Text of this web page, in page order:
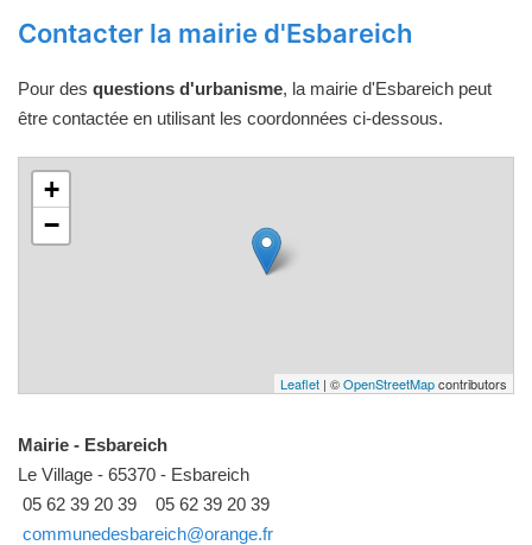
Contacter la mairie d'Esbareich
Pour des questions d'urbanisme, la mairie d'Esbareich peut
être contactée en utilisant les coordonnées ci-dessous.
+
−
Leaflet | ©OpenStreetMapcontributors
Mairie - Esbareich
Le Village - 65370 - Esbareich
05 62 39 20 39
05 62 39 20 39
communedesbareich@orange.fr